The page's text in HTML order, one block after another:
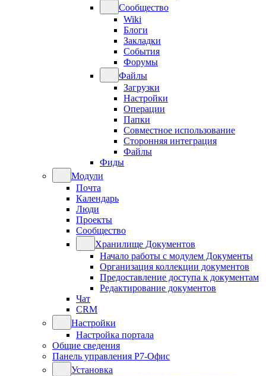
Сообщество
Wiki
Блоги
Закладки
События
Форумы
Файлы
Загрузки
Настройки
Операции
Папки
Совместное использование
Сторонняя интеграция
Файлы
Фиды
Модули
Почта
Календарь
Люди
Проекты
Сообщество
Хранилище Документов
Начало работы с модулем Документы
Организация коллекции документов
Предоставление доступа к документам
Редактирование документов
Чат
CRM
Настройки
Настройка портала
Общие сведения
Панель управления Р7-Офис
Установка